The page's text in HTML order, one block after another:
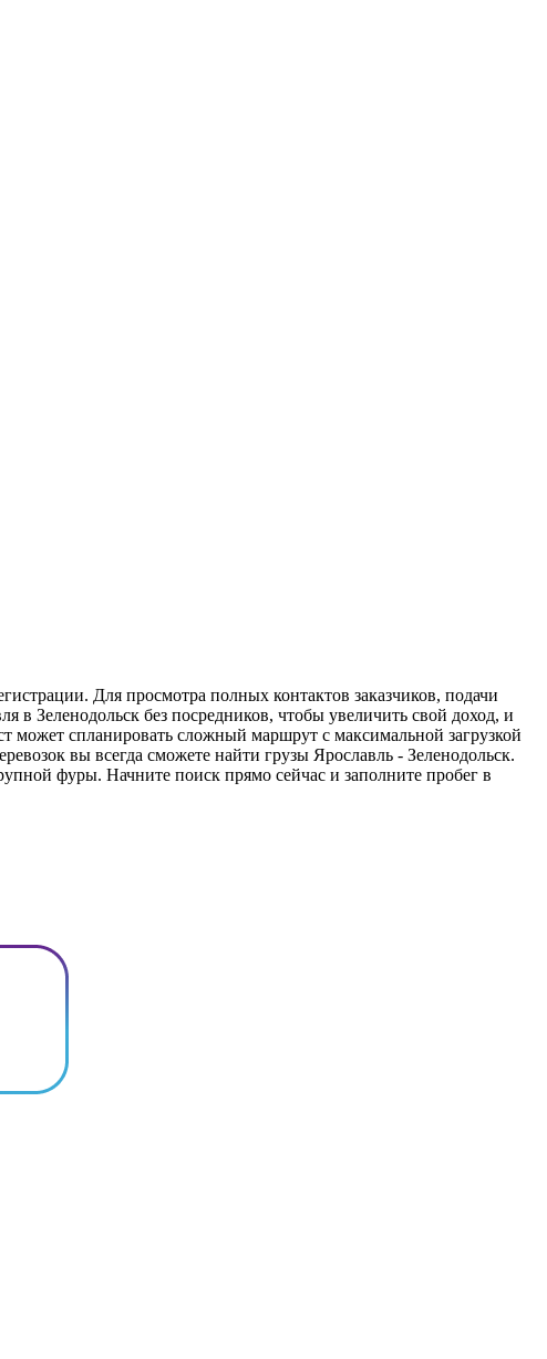
Для просмотра полных контактов заказчиков, подачи
в Зеленодольск без посредников, чтобы увеличить свой доход, и
может спланировать сложный маршрут с максимальной загрузкой
вы всегда сможете найти грузы Ярославль - Зеленодольск.
фуры. Начните поиск прямо сейчас и заполните пробег в